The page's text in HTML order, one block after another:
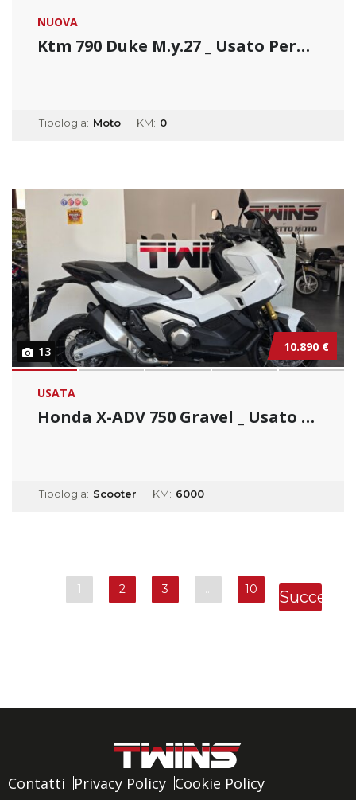
NUOVA
Ktm 790 Duke M.y.27 _ Usato Permutabile
Tipologia: Moto KM: 0
13 10.890 €
USATA
Honda X-ADV 750 Gravel _ Usato Permutabile.....
Tipologia: Scooter KM: 6000
1 2 3 … 10
Contatti Privacy Policy Cookie Policy